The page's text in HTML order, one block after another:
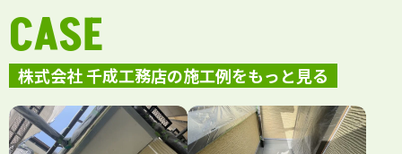
株式会社 千成工務店の施工例をもっと見る
CASE